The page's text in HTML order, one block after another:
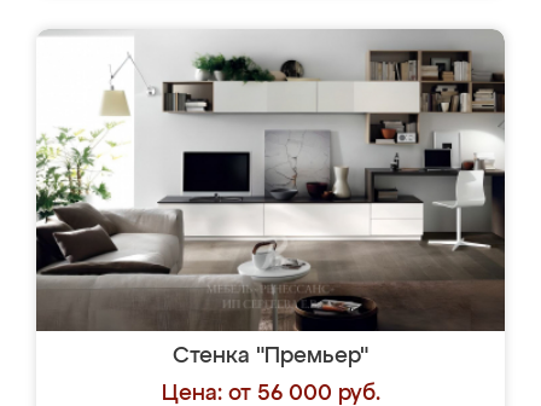
Стенка "Премьер"
Цена: от 56 000 руб.